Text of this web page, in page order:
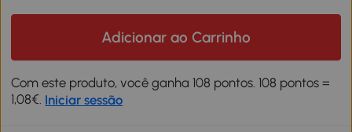
Adicionar ao Carrinho
Com este produto, você ganha 108 pontos. 108 pontos =
1,08€. Iniciar sessão